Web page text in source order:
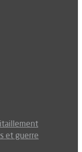
et guerre